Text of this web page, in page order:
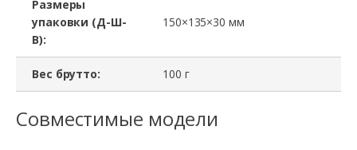
10600R,
DIMM
Размеры
упаковки (Д-Ш-
В):
150×135×30 мм
Вес брутто: 100 г
Совместимые модели